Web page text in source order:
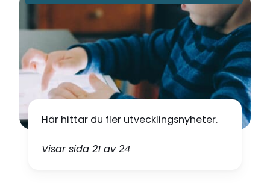
Här hittar du fler utvecklingsnyheter.
Visar sida 21 av 24